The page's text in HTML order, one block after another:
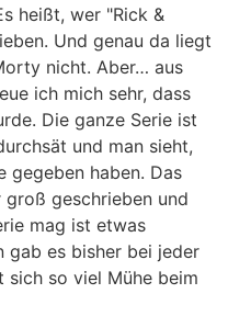
heißt, wer "Rick &
Und genau da liegt
nicht. Aber… aus
ich mich sehr, dass
Die ganze Serie ist
und man sieht,
gegeben haben. Das
geschrieben und
mag ist etwas
gab es bisher bei jeder
sich so viel Mühe beim